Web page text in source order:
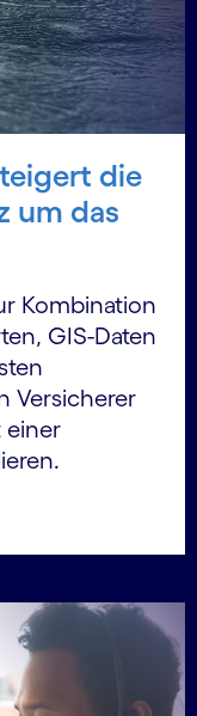
die
um das
Kombination
GIS-Daten
Versicherer
einer